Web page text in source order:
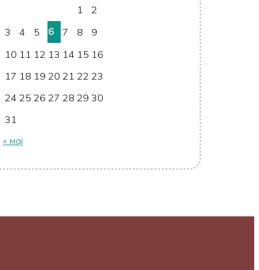
1
2
3
4 5 6 7 8
9
10 11 12 13 14 15 16
17 18 19 20 21 22 23
24 25 26 27 28 29 30
31
« мај